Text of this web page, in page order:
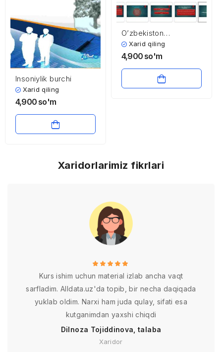
Insoniylik burchi
Xarid qiling
4,900 so'm
O’zbekiston
davlatchiligining
asoslari
Xarid qiling
4,900 so'm
Xaridorlarimiz fikrlari
Kurs ishim uchun material izlab ancha vaqt
sarfladim. Alldata.uz'da topib, bir necha daqiqada
yuklab oldim. Narxi ham juda qulay, sifati esa
kutganimdan yaxshi chiqdi
Dilnoza Tojiddinova, talaba
Xaridor